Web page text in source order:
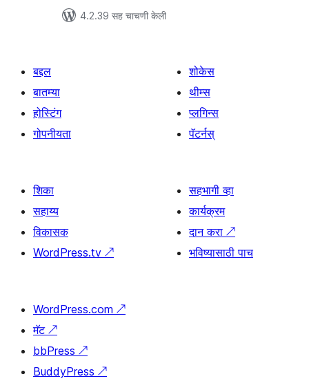
4.2.39 सह चाचणी केली
बद्दल
बातम्या
होस्टिंग
गोपनीयता
शोकेस
थीम्स
प्लगिन्स
पॅटर्नस्
शिका
सहाय्य
विकासक
WordPress.tv ↗
सहभागी व्हा
कार्यक्रम
दान करा ↗
भविष्यासाठी पाच
WordPress.com ↗
मॅट ↗
bbPress ↗
BuddyPress ↗